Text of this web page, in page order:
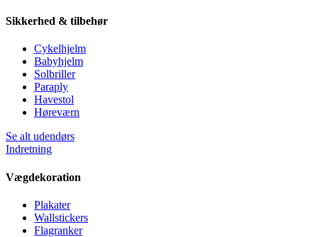
Sikkerhed & tilbehør
Cykelhjelm
Babyhjelm
Solbriller
Paraply
Havestol
Høreværn
Se alt udendørs
Indretning
Vægdekoration
Plakater
Wallstickers
Flagranker